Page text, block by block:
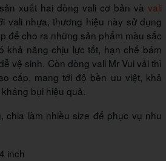
xuất hai dòng vali cơ bản và vali
vali nhựa, thương hiệu này sử dụng
để cho ra những sản phẩm màu sắc
khả năng chịu lực tốt, hạn chế bám
vệ sinh. Còn dòng vali Mr Vui vải thì
cấp, mang tới độ bền ưu việt, khả
bụi hiệu quả.
chia làm nhiều size để phục vụ nhu
inch